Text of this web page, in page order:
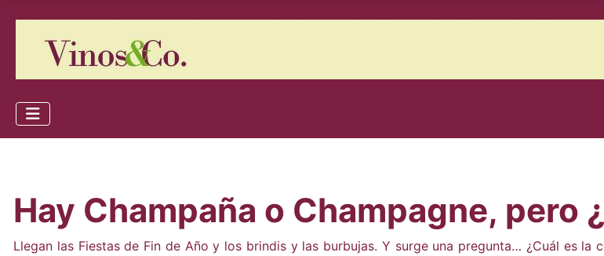
Hay Champaña o Champagne, pero
Llegan las Fiestas de Fin de Año y los brindis y las burbujas. Y surge una pregunta… ¿Cuál es la